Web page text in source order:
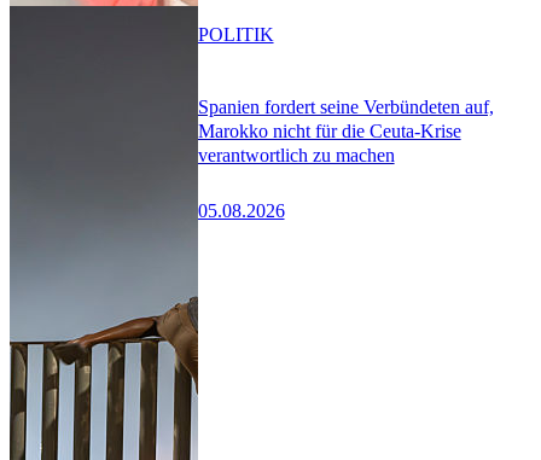
Spanien fordert seine Verbündeten auf,
Marokko nicht für die Ceuta-Krise
verantwortlich zu machen
05.08.2026
POLITIK